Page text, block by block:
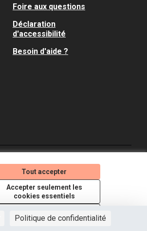
Politique de confidentialité
Tout accepter
Accepter seulement les
cookies essentiels
Foire aux questions
Déclaration
d'accessibilité
Besoin d'aide ?
(Lien externe)
(Lien externe)
(Lien externe)
Licence Creative
(Lien externe)